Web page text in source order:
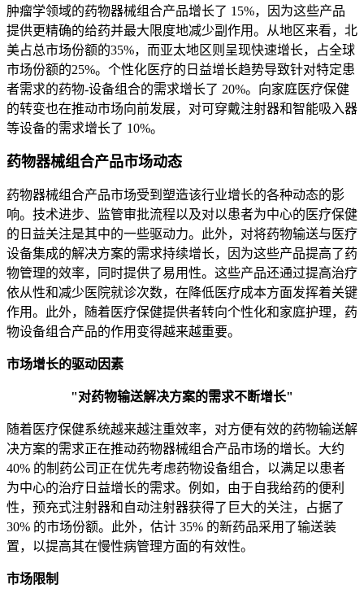
肿瘤学领域的药物器械组合产品增长了 15%，因为这些产品
提供更精确的给药并最大限度地减少副作用。从地区来看，北
美占总市场份额的35%，而亚太地区则呈现快速增长，占全球
市场份额的25%。个性化医疗的日益增长趋势导致针对特定患
者需求的药物-设备组合的需求增长了 20%。向家庭医疗保健
的转变也在推动市场向前发展，对可穿戴注射器和智能吸入器
等设备的需求增长了 10%。
药物器械组合产品市场动态
药物器械组合产品市场受到塑造该行业增长的各种动态的影
响。技术进步、监管审批流程以及对以患者为中心的医疗保健
的日益关注是其中的一些驱动力。此外，对将药物输送与医疗
设备集成的解决方案的需求持续增长，因为这些产品提高了药
物管理的效率，同时提供了易用性。这些产品还通过提高治疗
依从性和减少医院就诊次数，在降低医疗成本方面发挥着关键
作用。此外，随着医疗保健提供者转向个性化和家庭护理，药
物设备组合产品的作用变得越来越重要。
市场增长的驱动因素
"对药物输送解决方案的需求不断增长"
随着医疗保健系统越来越注重效率，对方便有效的药物输送解
决方案的需求正在推动药物器械组合产品市场的增长。大约
40% 的制药公司正在优先考虑药物设备组合，以满足以患者
为中心的治疗日益增长的需求。例如，由于自我给药的便利
性，预充式注射器和自动注射器获得了巨大的关注，占据了
30% 的市场份额。此外，估计 35% 的新药品采用了输送装
置，以提高其在慢性病管理方面的有效性。
市场限制